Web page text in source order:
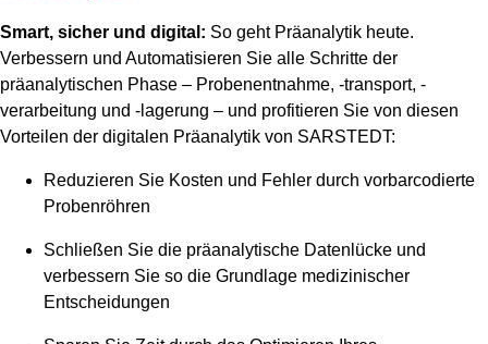
Smart, sicher und digital: So geht Präanalytik heute.
Verbessern und Automatisieren Sie alle Schritte der
präanalytischen Phase – Probenentnahme, -transport, -
verarbeitung und -lagerung – und profitieren Sie von diesen
Vorteilen der digitalen Präanalytik von SARSTEDT:
Reduzieren Sie Kosten und Fehler durch vorbarcodierte
Probenröhren
Schließen Sie die präanalytische Datenlücke und
verbessern Sie so die Grundlage medizinischer
Entscheidungen